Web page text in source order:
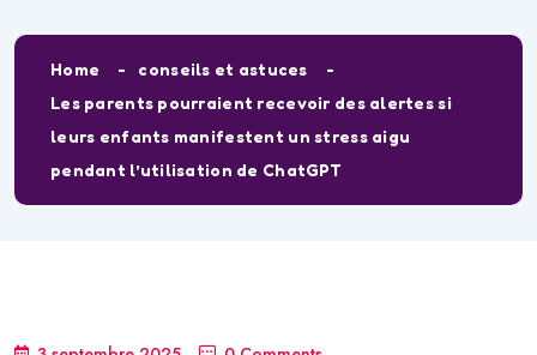
Home
conseils et astuces
Les parents pourraient recevoir des alertes si
leurs enfants manifestent un stress aigu
pendant l’utilisation de ChatGPT